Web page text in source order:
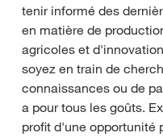
tenir informé des
en matière de
agricoles et
soyez en train de
connaissances ou de
a pour tous les goûts.
profit d'une opportunité